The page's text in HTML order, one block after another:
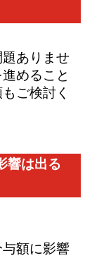
ありませ
めること
ご検討く
響は出る
額に影響